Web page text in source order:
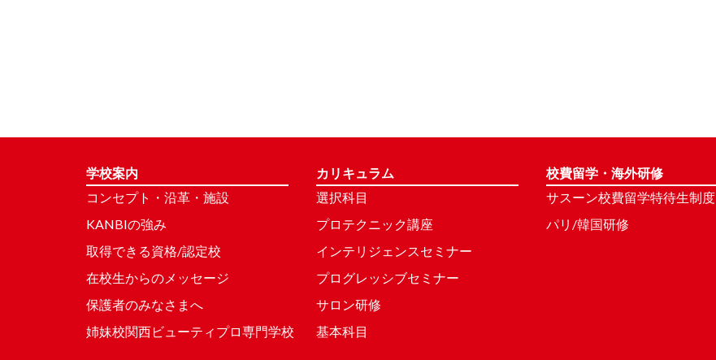
学校案内
コンセプト・沿革・施設
KANBIの強み
取得できる資格/認定校
在校生からのメッセージ
保護者のみなさまへ
姉妹校関西ビューティプロ専門学校
カリキュラム
選択科目
プロテクニック講座
インテリジェンスセミナー
プログレッシブセミナー
サロン研修
基本科目
校費留学・海外研修
サスーン校費留学特待生制度
パリ/韓国研修